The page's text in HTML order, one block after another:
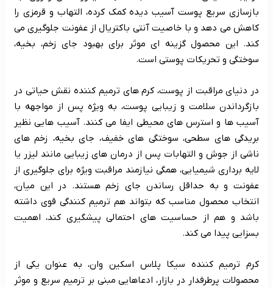
بازسازی سریع پوست آسیب دیده کمک کرده، التهاب و قرمزی را
کاهش می دهد و با خاصیت آنتی باکتریال از عفونت جلوگیری می
کند. این محصول گزینه ای موثر برای بهبود جای زخم، بخیه،
سوختگی و تحریکات پوستی است.
در دنیای مراقبت از پوست، کرم های ترمیم کننده نقش حیاتی در
بازگرداندن سلامت و زیبایی پوست، به ویژه پس از مواجهه با
آسیب ها و استرس های محیطی ایفا می کنند. آسیب هایی نظیر
بریدگی های سطحی، سوختگی های خفیف، جای بخیه، زخم های
ناشی از جوش و التهابات پس از درمان های زیبایی مانند لیزر یا
لایه برداری شیمیایی، همگی نیازمند مراقبت ویژه برای جلوگیری از
عفونت و به حداقل رساندن جای زخم هستند. در این میان،
انتخاب محصول مناسب که بتواند هم ترمیم کنندگی قوی داشته
باشد و هم از حساسیت های احتمالی پیشگیری کند، اهمیت
بسزایی پیدا می کند.
کرم ترمیم کننده سیکا پلاس اسکین وان، به عنوان یکی از
محصولات پرطرفدار در بازار، ادعاهایی مبنی بر ترمیم سریع و موثر